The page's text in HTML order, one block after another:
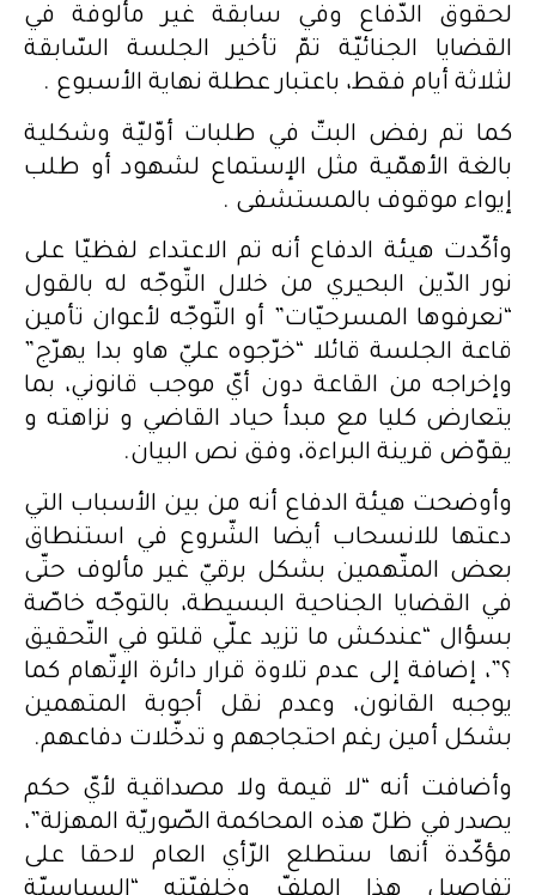
لحقوق الدّفاع وفي سابقة غير مألوفة في
القضايا الجنائيّة تمّ تأخير الجلسة السّابقة
لثلاثة أيام فقط، باعتبار عطلة نهاية الأسبوع .
كما تم رفض البتّ في طلبات أوّليّة وشكلية
بالغة الأهمّية مثل الإستماع لشهود أو طلب
إيواء موقوف بالمستشفى .
وأكّدت هيئة الدفاع أنه تم الاعتداء لفظيّا على
نور الدّين البحيري من خلال التّوجّه له بالقول
“نعرفوها المسرحيّات” أو التّوجّه لأعوان تأمين
قاعة الجلسة قائلا “خرّجوه عليّ هاو بدا يهرّج”
وإخراجه من القاعة دون أيّ موجب قانوني، بما
يتعارض كليا مع مبدأ حياد القاضي و نزاهته و
يقوّض قرينة البراءة، وفق نص البيان.
وأوضحت هيئة الدفاع أنه من بين الأسباب التي
دعتها للانسحاب أيضا الشّروع في استنطاق
بعض المتّهمين بشكل برقيّ غير مألوف حتّى
في القضايا الجناحية البسيطة، بالتوجّه خاصّة
بسؤال “عندكش ما تزيد علّي قلتو في التّحقيق
؟”، إضافة إلى عدم تلاوة قرار دائرة الإتّهام كما
يوجبه القانون، وعدم نقل أجوبة المتهمين
بشكل أمين رغم احتجاجهم و تدخّلات دفاعهم.
وأضافت أنه “لا قيمة ولا مصداقية لأيّ حكم
يصدر في ظلّ هذه المحاكمة الصّوريّة المهزلة”،
مؤكّدة أنها ستطلع الرّأي العام لاحقا على